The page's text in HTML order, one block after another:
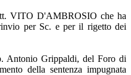
VITO D'AMBROSIO che ha
per Sc. e per il rigetto dei
Antonio Grippaldi, del Foro di
della sentenza impugnata